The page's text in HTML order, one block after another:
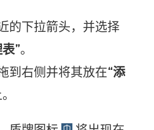
的下拉箭头，并选择
”。
到右侧并将其放在“添